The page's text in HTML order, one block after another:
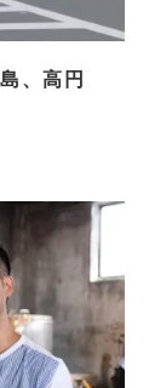
、高円